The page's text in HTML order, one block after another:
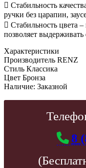
 Стабильность
ручки без царапин,
 Стабильность цвета
позволяет выдерживать
Характеристики
Производитель RENZ
Стиль Классика
Цвет Бронза
Наличие: Заказной
8